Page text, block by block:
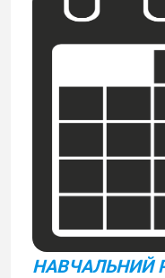
НАВЧАЛЬНИЙ